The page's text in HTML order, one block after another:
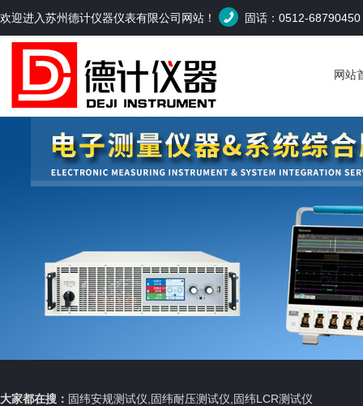
欢迎进入苏州德计仪器仪表有限公司网站！ 固话：0512-68790450
网站
大家都在搜： 固纬安规测试仪,固纬耐压测试仪,固纬LCR测试仪